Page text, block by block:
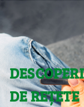
DE REȚETE